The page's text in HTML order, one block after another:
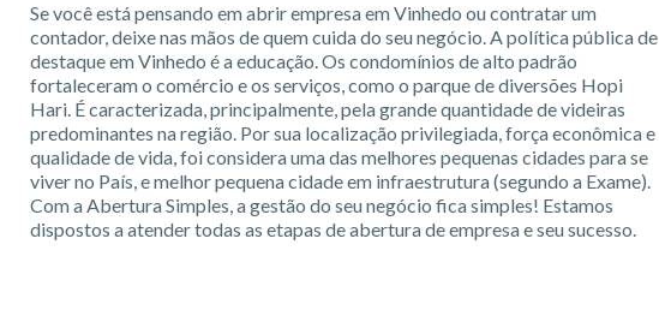
Se você está pensando em abrir empresa em Vinhedo ou contratar um
contador, deixe nas mãos de quem cuida do seu negócio. A política pública de
destaque em Vinhedo é a educação. Os condomínios de alto padrão
fortaleceram o comércio e os serviços, como o parque de diversões Hopi
Hari. É caracterizada, principalmente, pela grande quantidade de videiras
predominantes na região. Por sua localização privilegiada, força econômica e
qualidade de vida, foi considera uma das melhores pequenas cidades para se
viver no País, e melhor pequena cidade em infraestrutura (segundo a Exame).
Com a Abertura Simples, a gestão do seu negócio fica simples! Estamos
dispostos a atender todas as etapas de abertura de empresa e seu sucesso.